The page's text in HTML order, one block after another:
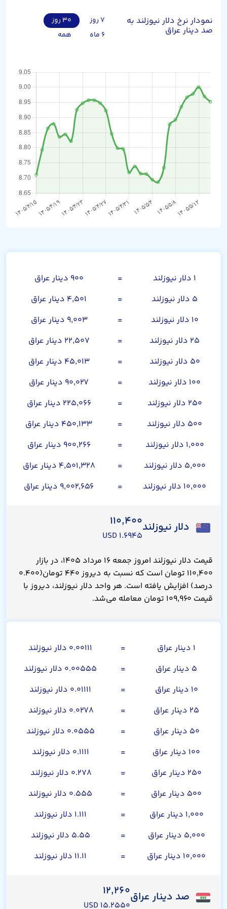
نمودار نرخ دلار نیوزلند به
صد دینار عراق
۷ روز
۳۰ روز
۶ ماه
همه
۱ دلار نیوزلند =
۹۰۰ دینار عراق
۵ دلار نیوزلند
=
۴,۵۰۱ دینار عراق
۱۰ دلار نیوزلند
=
۹,۰۰۳ دینار عراق
۲۵ دلار نیوزلند
=
۲۲,۵۰۷ دینار عراق
۵۰ دلار نیوزلند
=
۴۵,۰۱۳ دینار عراق
۱۰۰ دلار نیوزلند
=
۹۰,۰۲۷ دینار عراق
۲۵۰ دلار نیوزلند
=
۲۲۵,۰۶۶ دینار عراق
۵۰۰ دلار نیوزلند
=
۴۵۰,۱۳۳ دینار عراق
۱,۰۰۰ دلار نیوزلند
=
۹۰۰,۲۶۶ دینار عراق
۵,۰۰۰ دلار نیوزلند
=
۴,۵۰۱,۳۲۸ دینار عراق
۱۰,۰۰۰ دلار نیوزلند
= ۹,۰۰۲,۶۵۶ دینار عراق
دلار نیوزلند۱۱۰,۴۰۰
۱.۶۹۴۵ USD
قیمت دلار نیوزلند امروز جمعه ۱۶ مرداد ۱۴۰۵، در بازار
۱۱۰,۴۰۰ تومان است که نسبت به دیروز ۴۴۰ تومان(۰.۴۰۰
درصد) افزایش یافته است. هر واحد دلار نیوزلند، دیروز با
قیمت ۱۰۹,۹۶۰ تومان معامله می‌شد.
۱ دینار عراق =
۰.۰۰۱۱۱ دلار نیوزلند
۵ دینار عراق
=
۰.۰۰۵۵۵ دلار نیوزلند
۱۰ دینار عراق
=
۰.۰۱۱۱۱ دلار نیوزلند
۲۵ دینار عراق
=
۰.۰۲۷۸ دلار نیوزلند
۵۰ دینار عراق
=
۰.۰۵۵۵ دلار نیوزلند
۱۰۰ دینار عراق
=
۰.۱۱۱۱ دلار نیوزلند
۲۵۰ دینار عراق
=
۰.۲۷۸ دلار نیوزلند
۵۰۰ دینار عراق
=
۰.۵۵۵ دلار نیوزلند
۱,۰۰۰ دینار عراق
=
۱.۱۱۱ دلار نیوزلند
۵,۰۰۰ دینار عراق
=
۵.۵۵ دلار نیوزلند
۱۰,۰۰۰ دینار عراق
= ۱۱.۱۱ دلار نیوزلند
صد دینار عراق۱۲,۲۶۰
۱۵.۲۵۵۰ USD